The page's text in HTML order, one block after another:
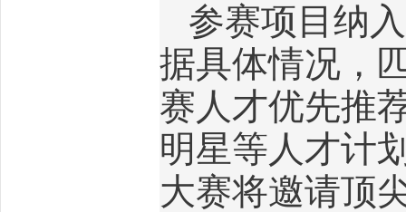
参赛项目纳
据具体情况，
赛人才优先推
明星等人才计
大赛将邀请顶